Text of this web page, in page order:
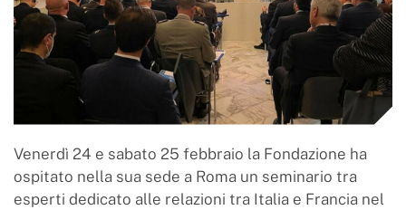
Venerdì 24 e sabato 25 febbraio la Fondazione ha
ospitato nella sua sede a Roma un seminario tra
esperti dedicato alle relazioni tra Italia e Francia nel